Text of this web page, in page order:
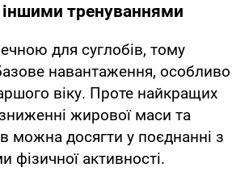
тренуваннями
для суглобів, тому
навантаження, особливо
віку. Проте найкращих
зниженні жирової маси та
можна досягти у поєднанні з
фізичної активності.